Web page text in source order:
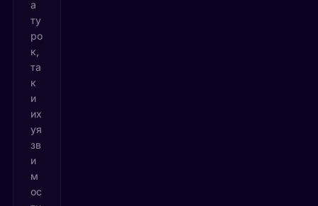
а
ту
ро
к,
та
к
и
их
уя
зв
и
м
ос